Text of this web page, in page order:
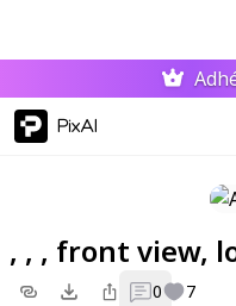
PixAI
, , , front view,
0 7